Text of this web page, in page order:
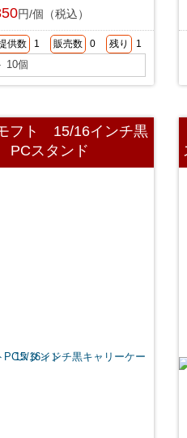
円/個（税込）
供数 1 販売数 0 残り 1
10個
フト 15/16インチ黒
スタンド